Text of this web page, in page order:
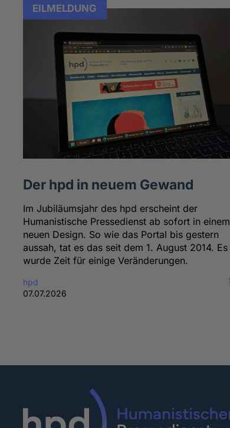
EILMELDUNG
Der hpd in neuem Gewand
Im Jubiläumsjahr des hpd erscheint der
Humanistische Pressedienst ab sofort in einem
neuen Design. So wie das Portal bis gestern
aussah, tat es das seit dem 1. August 2014. Es
wurde Zeit für einige Veränderungen.
hpd
07.07.2026